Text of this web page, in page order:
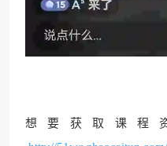
想要获取课程